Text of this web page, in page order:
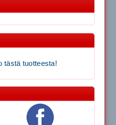
tästä tuotteesta!